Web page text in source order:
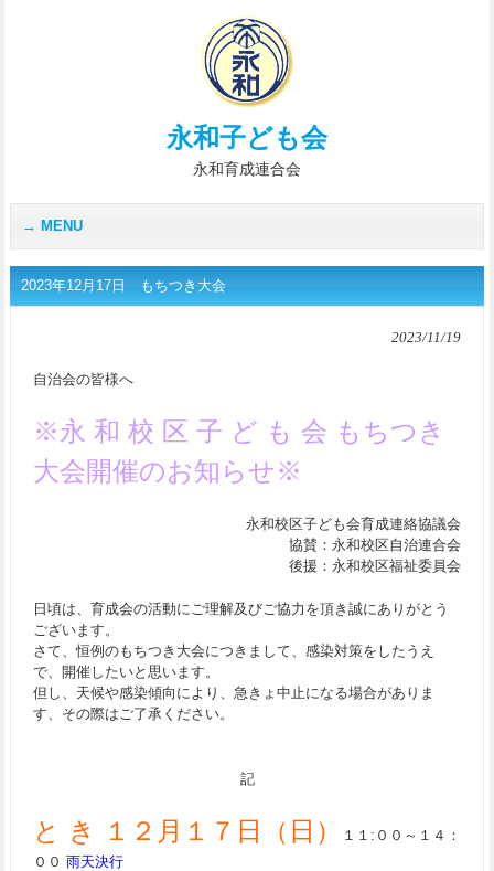
永和子ども会
永和育成連合会
MENU
2023年12月17日 もちつき大会
2023/11/19
自治会の皆様へ
※永 和 校 区 子 ど も 会 もちつき
大会開催のお知らせ※
永和校区子ども会育成連絡協議会
協賛：永和校区自治連合会
後援：永和校区福祉委員会
日頃は、育成会の活動にご理解及びご協力を頂き誠にありがとう
ございます。
さて、恒例のもちつき大会につきまして、感染対策をしたうえ
で、開催したいと思います。
但し、天候や感染傾向により、急きょ中止になる場合がありま
す、その際はご了承ください。
記
と き １２月１７日（日）
１１:００～１４：
００ 雨天決行